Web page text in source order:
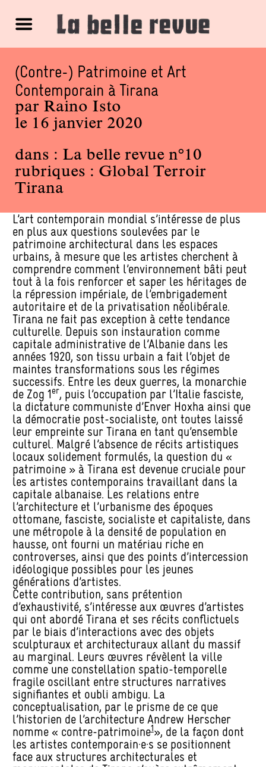
(Contre-) Patrimoine et Art
Contemporain à Tirana
par Raino Isto
le 16 janvier 2020
dans : La belle revue n°10
rubriques : Global Terroir
Tirana
L’art contemporain mondial s’intéresse de plus
en plus aux questions soulevées par le
patrimoine architectural dans les espaces
urbains, à mesure que les artistes cherchent à
comprendre comment l’environnement bâti peut
tout à la fois renforcer et saper les héritages de
la répression impériale, de l’embrigadement
autoritaire et de la privatisation néolibérale.
Tirana ne fait pas exception à cette tendance
culturelle. Depuis son instauration comme
capitale administrative de l’Albanie dans les
années 1920, son tissu urbain a fait l’objet de
maintes transformations sous les régimes
successifs. Entre les deux guerres, la monarchie
de Zog 1er, puis l’occupation par l’Italie fasciste,
la dictature communiste d’Enver Hoxha ainsi que
la démocratie post-socialiste, ont toutes laissé
leur empreinte sur Tirana en tant qu’ensemble
culturel. Malgré l’absence de récits artistiques
locaux solidement formulés, la question du «
patrimoine » à Tirana est devenue cruciale pour
les artistes contemporains travaillant dans la
capitale albanaise. Les relations entre
l’architecture et l’urbanisme des époques
ottomane, fasciste, socialiste et capitaliste, dans
une métropole à la densité de population en
hausse, ont fourni un matériau riche en
controverses, ainsi que des points d’intercession
idéologique possibles pour les jeunes
générations d’artistes.
Cette contribution, sans prétention
d’exhaustivité, s’intéresse aux œuvres d’artistes
qui ont abordé Tirana et ses récits conflictuels
par le biais d’interactions avec des objets
sculpturaux et architecturaux allant du massif
au marginal. Leurs œuvres révèlent la ville
comme une constellation spatio-temporelle
fragile oscillant entre structures narratives
signifiantes et oubli ambigu. La
conceptualisation, par le prisme de ce que
l’historien de l’architecture Andrew Herscher
nomme « contre-patrimoine1», de la façon dont
les artistes contemporain·e·s se positionnent
face aux structures architecturales et